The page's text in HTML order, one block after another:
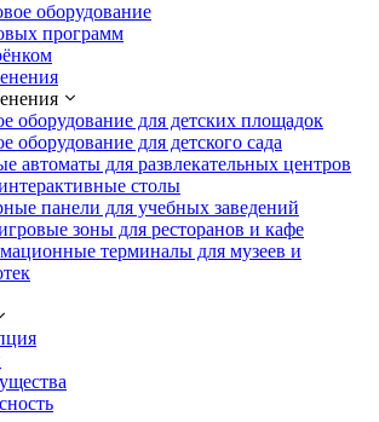
оборудование
программ
оборудование для детских площадок
оборудование для детского сада
автоматы для развлекательных центров
столы
панели для учебных заведений
зоны для ресторанов и кафе
терминалы для музеев и